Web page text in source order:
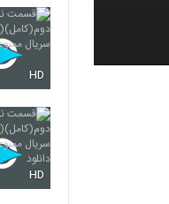
HD
HD